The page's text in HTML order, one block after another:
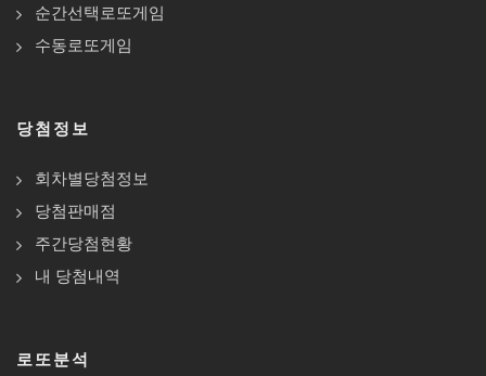
순간선택로또게임
수동로또게임
당첨정보
회차별당첨정보
당첨판매점
주간당첨현황
내 당첨내역
로또분석